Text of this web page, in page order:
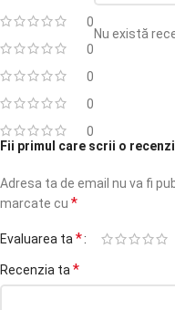
0
0
0
0
0
Nu există
Fii primul care scrii o
Adresa ta de email nu va fi
marcate cu *
Evaluarea ta *
Recenzia ta *